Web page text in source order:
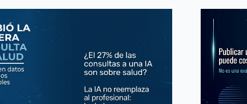
Testimonios: El Error Que
Puede Clausurar Tu Clínica